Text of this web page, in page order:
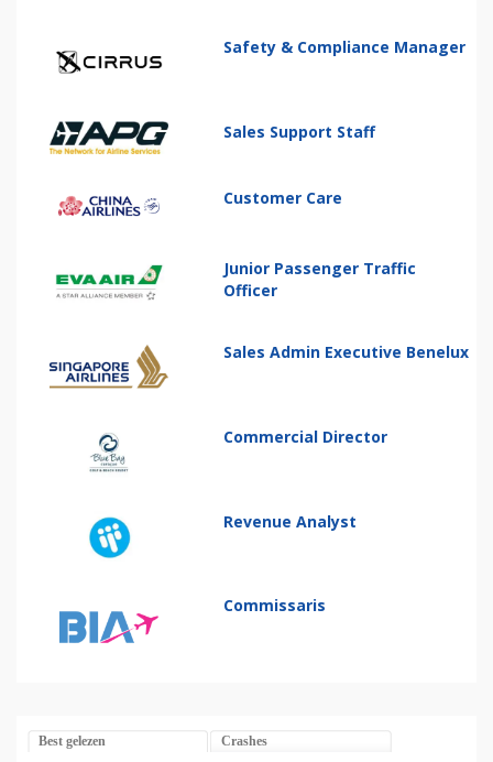
Safety & Compliance Manager
Sales Support Staff
Customer Care
Junior Passenger Traffic
Officer
Sales Admin Executive Benelux
Commercial Director
Revenue Analyst
Commissaris
Best gelezen Crashes